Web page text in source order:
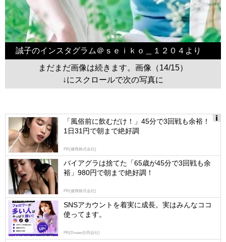
誠子のインスタグラム＠ｓｅｉｋｏ＿１２０４より
まだまだ画像は続きます。画像（14/15）
↓にスクロールで次の写真に
logly
「風俗前に飲むだけ！」45分で3回戦も余裕！
1日31円で朝まで絶好調
PR(健商株式会社)
バイアグラは捨てた「65歳が45分で3回戦も余
裕」980円で朝まで絶好調！
PR(健商株式会社)
SNSアカウントを着実に成長。実はみんなココ
使ってます。
PR(Dreaw合同会社)